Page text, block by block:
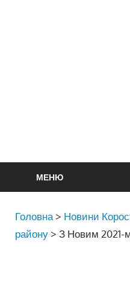
МЕНЮ
Головна > Новини
району >З Новим 2021-